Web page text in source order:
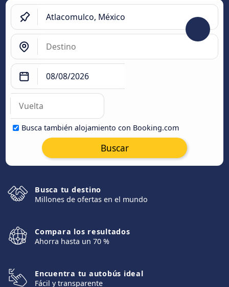
Busca también alojamiento con Booking.com
Buscar
Busca tu destino
Millones de ofertas en el mundo
Compara los resultados
Ahorra hasta un 70 %
Encuentra tu autobús ideal
Fácil y transparente